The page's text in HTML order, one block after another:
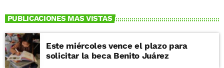
PUBLICACIONES MAS VISTAS
Este miércoles vence el plazo para
solicitar la beca Benito Juárez